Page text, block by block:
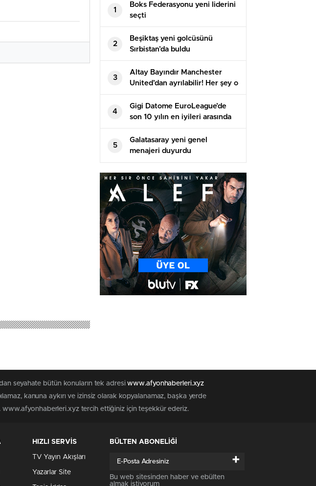
1
Boks Federasyonu yeni liderini
seçti
2
Beşiktaş yeni golcüsünü
Sırbistan’da buldu
3
Altay Bayındır Manchester
United’dan ayrılabilir! Her şey o
isme bağlı…
4
Gigi Datome EuroLeague’de
son 10 yılın en iyileri arasında
5
Galatasaray yeni genel
menajeri duyurdu
seyahate bütün konuların tek adresiwww.afyonhaberleri.xyz
kanuna aykırı ve izinsiz olarak kopyalanamaz, başka yerde
www.afyonhaberleri.xyz tercih ettiğiniz için teşekkür ederiz.
HIZLI SERVİS
TV Yayın Akışları
Yazarlar Site
BÜLTEN ABONELİĞİ
+
Bu web sitesinden haber ve ebülten
almak istiyorum